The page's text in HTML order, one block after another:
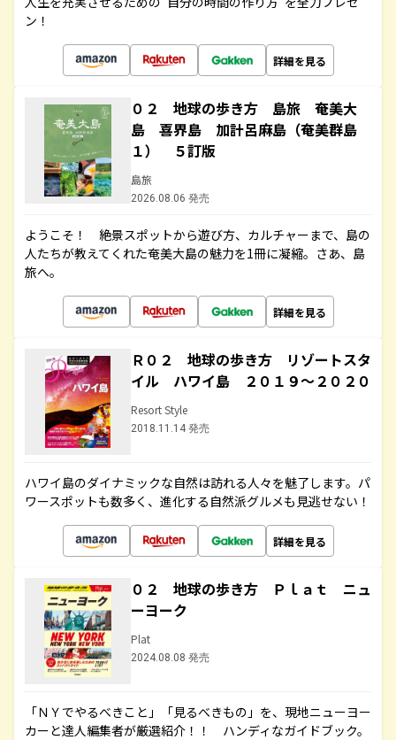
ン！
詳細を見る
０２ 地球の歩き方 島旅 奄美大
島 喜界島 加計呂麻島（奄美群島
１） ５訂版
島旅
2026.08.06 発売
ようこそ！ 絶景スポットから遊び方、カルチャーまで、島の
人たちが教えてくれた奄美大島の魅力を1冊に凝縮。さあ、島
旅へ。
詳細を見る
Ｒ０２ 地球の歩き方 リゾートスタ
イル ハワイ島 ２０１９～２０２０
Resort Style
2018.11.14 発売
ハワイ島のダイナミックな自然は訪れる人々を魅了します。パ
ワースポットも数多く、進化する自然派グルメも見逃せない！
詳細を見る
０２ 地球の歩き方 Ｐｌａｔ ニュ
ーヨーク
Plat
2024.08.08 発売
「ＮＹでやるべきこと」「見るべきもの」を、現地ニューヨー
カーと達人編集者が厳選紹介！！ ハンディなガイドブック。